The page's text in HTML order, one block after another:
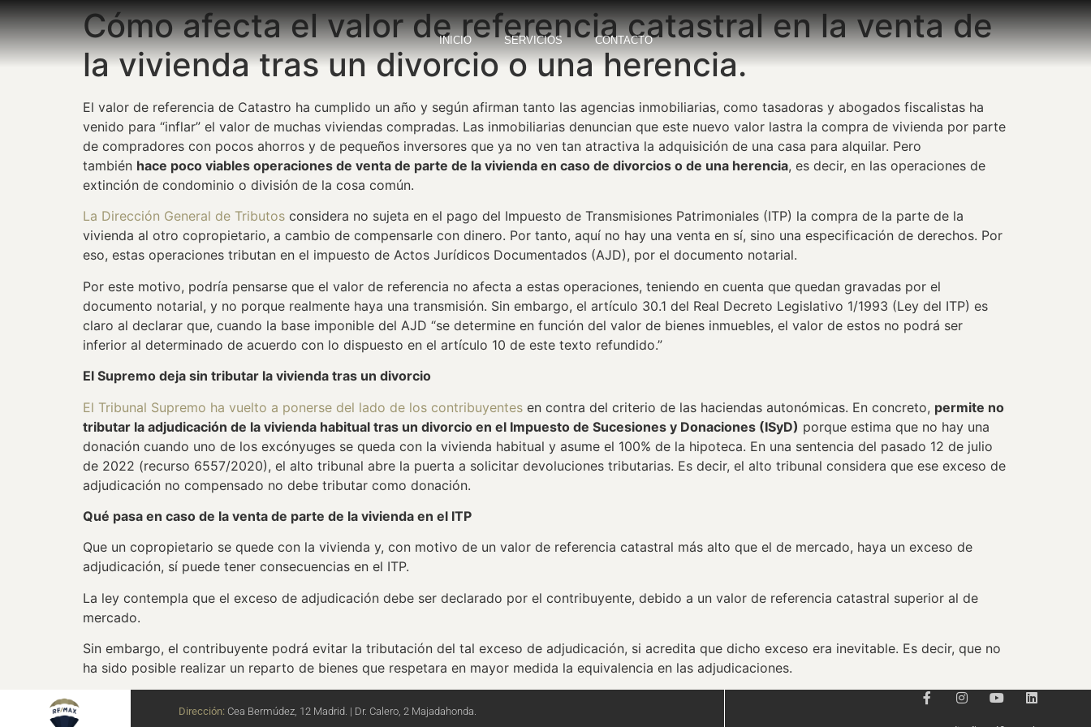
INICIO SERVICIOS CONTACTO
Cómo afecta el valor de referencia catastral en la venta de
la vivienda tras un divorcio o una herencia.
El valor de referencia de Catastro ha cumplido un año y según afirman tanto las agencias inmobiliarias, como tasadoras y abogados fiscalistas ha
venido para “inflar” el valor de muchas viviendas compradas. Las inmobiliarias denuncian que este nuevo valor lastra la compra de vivienda por parte
de compradores con pocos ahorros y de pequeños inversores que ya no ven tan atractiva la adquisición de una casa para alquilar. Pero
también hace poco viables operaciones de venta de parte de la vivienda en caso de divorcios o de una herencia, es decir, en las operaciones de
extinción de condominio o división de la cosa común.
La Dirección General de Tributos considera no sujeta en el pago del Impuesto de Transmisiones Patrimoniales (ITP) la compra de la parte de la
vivienda al otro copropietario, a cambio de compensarle con dinero. Por tanto, aquí no hay una venta en sí, sino una especificación de derechos. Por
eso, estas operaciones tributan en el impuesto de Actos Jurídicos Documentados (AJD), por el documento notarial.
Por este motivo, podría pensarse que el valor de referencia no afecta a estas operaciones, teniendo en cuenta que quedan gravadas por el
documento notarial, y no porque realmente haya una transmisión. Sin embargo, el artículo 30.1 del Real Decreto Legislativo 1/1993 (Ley del ITP) es
claro al declarar que, cuando la base imponible del AJD “se determine en función del valor de bienes inmuebles, el valor de estos no podrá ser
inferior al determinado de acuerdo con lo dispuesto en el artículo 10 de este texto refundido.”
El Supremo deja sin tributar la vivienda tras un divorcio
El Tribunal Supremo ha vuelto a ponerse del lado de los contribuyentes en contra del criterio de las haciendas autonómicas. En concreto, permite no
tributar la adjudicación de la vivienda habitual tras un divorcio en el Impuesto de Sucesiones y Donaciones (ISyD) porque estima que no hay una
donación cuando uno de los excónyuges se queda con la vivienda habitual y asume el 100% de la hipoteca. En una sentencia del pasado 12 de julio
de 2022 (recurso 6557/2020), el alto tribunal abre la puerta a solicitar devoluciones tributarias. Es decir, el alto tribunal considera que ese exceso de
adjudicación no compensado no debe tributar como donación.
Qué pasa en caso de la venta de parte de la vivienda en el ITP
Que un copropietario se quede con la vivienda y, con motivo de un valor de referencia catastral más alto que el de mercado, haya un exceso de
adjudicación, sí puede tener consecuencias en el ITP.
La ley contempla que el exceso de adjudicación debe ser declarado por el contribuyente, debido a un valor de referencia catastral superior al de
mercado.
Sin embargo, el contribuyente podrá evitar la tributación del tal exceso de adjudicación, si acredita que dicho exceso era inevitable. Es decir, que no
ha sido posible realizar un reparto de bienes que respetara en mayor medida la equivalencia en las adjudicaciones.
Dirección: Cea Bermúdez, 12 Madrid. | Dr. Calero, 2 Majadahonda.